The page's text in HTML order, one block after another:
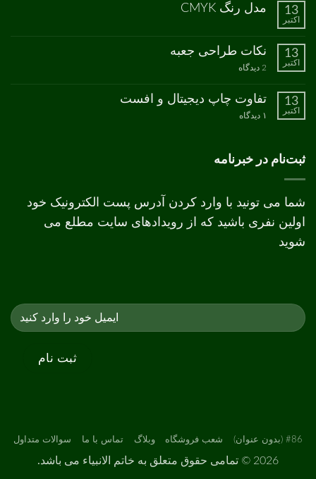
سایز
نشده
13
اکتبر
مدل رنگ CMYK
مدل
CMYK
ثبت
نشده
13
اکتبر
نکات طراحی جعبه
2 دیدگاه
برای
جعبه
13
اکتبر
تفاوت چاپ دیجیتال و افست
۱ دیدگاه
برای
افست
ثبت‌نام در خبرنامه
شما می تونید با وارد کردن آدرس پست الکترونیک خود
اولین نفری باشید که از رویدادهای سایت مطلع می
شوید
#86 (بدون عنوان) شعب فروشگاه وبلاگ تماس با ما سوالات متداول
2026 © تمامی حقوق متعلق به خاتم الانبیاء می باشد.